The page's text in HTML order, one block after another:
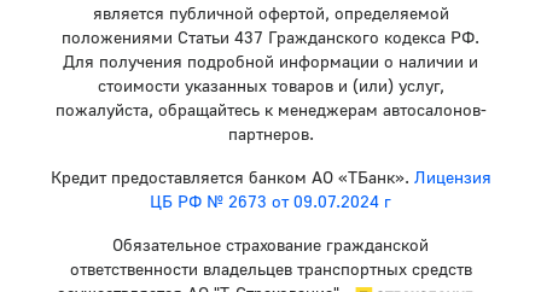
является публичной офертой, определяемой
положениями Статьи 437 Гражданского кодекса РФ.
Для получения подробной информации о наличии и
стоимости указанных товаров и (или) услуг,
пожалуйста, обращайтесь к менеджерам автосалонов-
партнеров.
Кредит предоставляется банком АО «ТБанк». Лицензия
ЦБ РФ № 2673 от 09.07.2024 г
Обязательное страхование гражданской
ответственности владельцев транспортных средств